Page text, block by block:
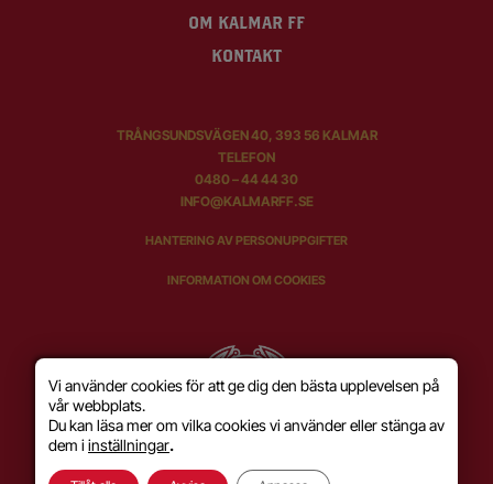
OM KALMAR FF
KONTAKT
TRÅNGSUNDSVÄGEN 40, 393 56 KALMAR
TELEFON
0480 – 44 44 30
INFO@KALMARFF.SE
HANTERING AV PERSONUPPGIFTER
INFORMATION OM COOKIES
Vi använder cookies för att ge dig den bästa upplevelsen på
vår webbplats.
Du kan läsa mer om vilka cookies vi använder eller stänga av
dem i inställningar.